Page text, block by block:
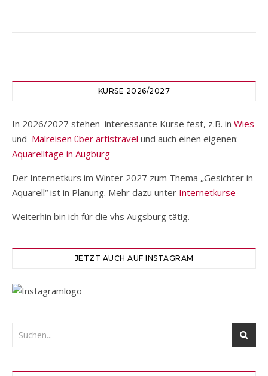
KURSE 2026/2027
In 2026/2027 stehen interessante Kurse fest, z.B. in Wies
und Malreisen über artistravel und auch einen eigenen:
Aquarelltage in Augburg
Der Internetkurs im Winter 2027 zum Thema „Gesichter in
Aquarell“ ist in Planung. Mehr dazu unter Internetkurse
Weiterhin bin ich für die vhs Augsburg tätig.
JETZT AUCH AUF INSTAGRAM